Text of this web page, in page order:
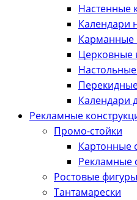
Настенные
Календари
Карманные
Церковные
Календари
Рекламные
Промо-стойки
Картонные
Рекламные
Ростовые фигуры
Тантамарески